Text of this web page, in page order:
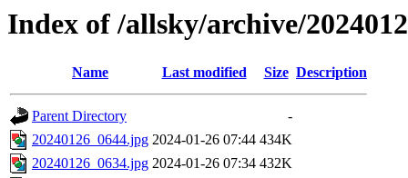
Index of /allsky/archive/
Name Last modified Size Description
Parent Directory
-
20240126_0644.jpg 2024-01-26 07:44 434K
20240126_0634.jpg 2024-01-26 07:34 432K